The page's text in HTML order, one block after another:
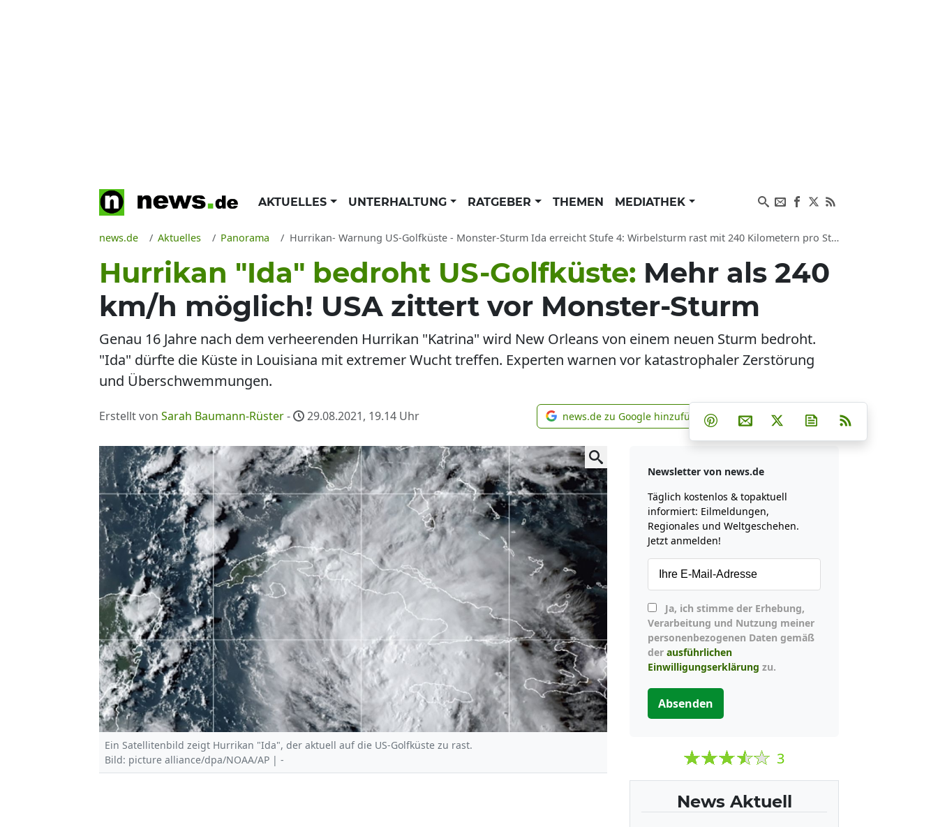
AKTUELLES UNTERHALTUNG RATGEBER THEMEN MEDIATHEK
news.de Aktuelles Panorama Hurrikan- Warnung US-Golfküste - Monster-Sturm Ida erreicht Stufe 4: Wirbelsturm rast mit 240 Kilometern pro Stunde auf Louisiana zu
Hurrikan "Ida" bedroht US-Golfküste: Mehr als 240
km/h möglich! USA zittert vor Monster-Sturm
Genau 16 Jahre nach dem verheerenden Hurrikan "Katrina" wird New Orleans von einem neuen Sturm bedroht.
"Ida" dürfte die Küste in Louisiana mit extremer Wucht treffen. Experten warnen vor katastrophaler Zerstörung
und Überschwemmungen.
Erstellt von Sarah Baumann-Rüster- 29.08.2021, 19.14 Uhr news.de zu Google hinzufügen
news.de zu Google hinzufügen Teilen auf Facebook
Teilen auf Whatsapp
Teilen auf Telegram
Teilen auf Pinterest
Per E-Mail teilen
Post auf XNewsletter
Ein Satellitenbild zeigt Hurrikan "Ida", der aktuell auf die US-Golfküste zu rast.
Bild: picture alliance/dpa/NOAA/AP | -
Newsletter von news.de
Täglich kostenlos & topaktuell
informiert: Eilmeldungen,
Regionales und Weltgeschehen.
Jetzt anmelden!
Verarbeitung und Nutzung meiner
personenbezogenen Daten gemäß
der ausführlichen
Einwilligungserklärung zu.
Absenden
3
News Aktuell